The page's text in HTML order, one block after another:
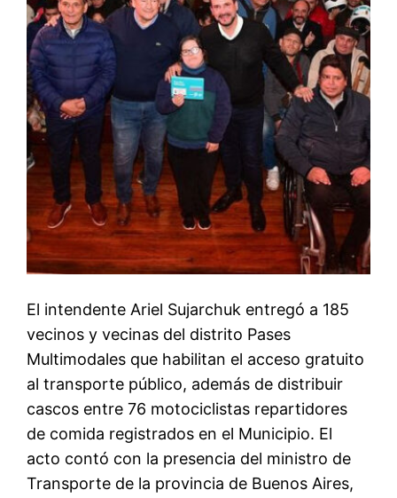
El intendente Ariel Sujarchuk entregó a 185
vecinos y vecinas del distrito Pases
Multimodales que habilitan el acceso gratuito
al transporte público, además de distribuir
cascos entre 76 motociclistas repartidores
de comida registrados en el Municipio. El
acto contó con la presencia del ministro de
Transporte de la provincia de Buenos Aires,